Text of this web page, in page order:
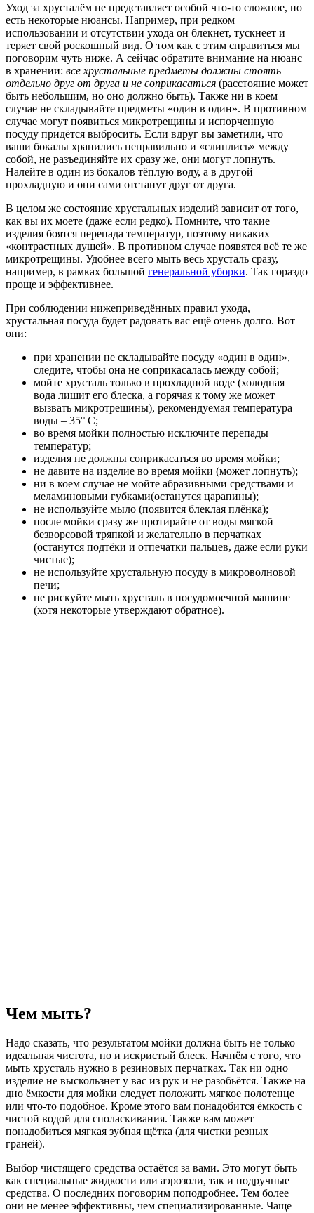
Уход за хрусталём не представляет особой что-то сложное, но
есть некоторые нюансы. Например, при редком
использовании и отсутствии ухода он блекнет, тускнеет и
теряет свой роскошный вид. О том как с этим справиться мы
поговорим чуть ниже. А сейчас обратите внимание на нюанс
в хранении: все хрустальные предметы должны стоять
отдельно друг от друга и не соприкасаться (расстояние может
быть небольшим, но оно должно быть). Также ни в коем
случае не складывайте предметы «один в один». В противном
случае могут появиться микротрещины и испорченную
посуду придётся выбросить. Если вдруг вы заметили, что
ваши бокалы хранились неправильно и «слиплись» между
собой, не разъединяйте их сразу же, они могут лопнуть.
Налейте в один из бокалов тёплую воду, а в другой –
прохладную и они сами отстанут друг от друга.
В целом же состояние хрустальных изделий зависит от того,
как вы их моете (даже если редко). Помните, что такие
изделия боятся перепада температур, поэтому никаких
«контрастных душей». В противном случае появятся всё те же
микротрещины. Удобнее всего мыть весь хрусталь сразу,
например, в рамках большой генеральной уборки. Так гораздо
проще и эффективнее.
При соблюдении нижеприведённых правил ухода,
хрустальная посуда будет радовать вас ещё очень долго. Вот
они:
при хранении не складывайте посуду «один в один»,
следите, чтобы она не соприкасалась между собой;
мойте хрусталь только в прохладной воде (холодная
вода лишит его блеска, а горячая к тому же может
вызвать микротрещины), рекомендуемая температура
воды – 35° С;
во время мойки полностью исключите перепады
температур;
изделия не должны соприкасаться во время мойки;
не давите на изделие во время мойки (может лопнуть);
ни в коем случае не мойте абразивными средствами и
меламиновыми губками(останутся царапины);
не используйте мыло (появится блеклая плёнка);
после мойки сразу же протирайте от воды мягкой
безворсовой тряпкой и желательно в перчатках
(останутся подтёки и отпечатки пальцев, даже если руки
чистые);
не используйте хрустальную посуду в микроволновой
печи;
не рискуйте мыть хрусталь в посудомоечной машине
(хотя некоторые утверждают обратное).
Чем мыть?
Надо сказать, что результатом мойки должна быть не только
идеальная чистота, но и искристый блеск. Начнём с того, что
мыть хрусталь нужно в резиновых перчатках. Так ни одно
изделие не выскользнет у вас из рук и не разобьётся. Также на
дно ёмкости для мойки следует положить мягкое полотенце
или что-то подобное. Кроме этого вам понадобится ёмкость с
чистой водой для споласкивания. Также вам может
понадобиться мягкая зубная щётка (для чистки резных
граней).
Выбор чистящего средства остаётся за вами. Это могут быть
как специальные жидкости или аэрозоли, так и подручные
средства. О последних поговорим поподробнее. Тем более
они не менее эффективны, чем специализированные. Чаще